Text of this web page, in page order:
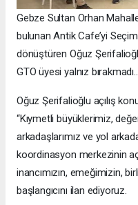
Gebze Sultan Orhan
bulunan Antik Cafe’yi
dönüştüren Oğuz
GTO üyesi yalnız bırakmadı..
Oğuz Şerifalioğlu açılış
“Kıymetli büyüklerimiz,
arkadaşlarımız ve yol
koordinasyon merkezinin
inancımızın, emeğimizin,
başlangıcını ilan ediyoruz.